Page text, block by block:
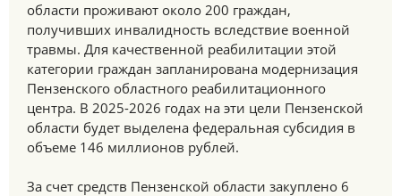
области проживают около 200 граждан,
получивших инвалидность вследствие военной
травмы. Для качественной реабилитации этой
категории граждан запланирована модернизация
Пензенского областного реабилитационного
центра. В 2025-2026 годах на эти цели Пензенской
области будет выделена федеральная субсидия в
объеме 146 миллионов рублей.
За счет средств Пензенской области закуплено 6